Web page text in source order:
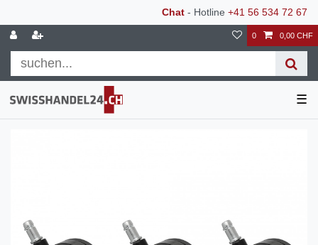
Chat - Hotline +41 56 534 72 67
0 0,00 CHF
☰